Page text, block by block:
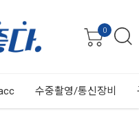
0
수중촬영/통신장비